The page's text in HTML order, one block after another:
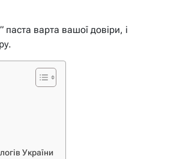
варта вашої довіри, і
України